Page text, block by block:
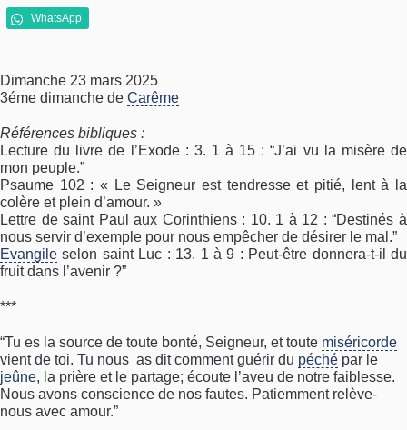
WhatsApp
Dimanche 23 mars 2025
3éme dimanche de Carême
Références bibliques :
Lecture du livre de l’Exode : 3. 1 à 15 : “J’ai vu la misère de
mon peuple.”
Psaume 102 : « Le Seigneur est tendresse et pitié, lent à la
colère et plein d’amour. »
Lettre de saint Paul aux Corinthiens : 10. 1 à 12 : “Destinés à
nous servir d’exemple pour nous empêcher de désirer le mal.”
Evangile selon saint Luc : 13. 1 à 9 : Peut-être donnera-t-il du
fruit dans l’avenir ?”
***
“Tu es la source de toute bonté, Seigneur, et toute miséricorde
vient de toi. Tu nous as dit comment guérir du péché par le
jeûne, la prière et le partage; écoute l’aveu de notre faiblesse.
Nous avons conscience de nos fautes. Patiemment relève-
nous avec amour.”